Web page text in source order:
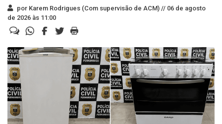
por Karem Rodrigues (Com supervisão de ACM) // 06 de agosto
de 2026 às 11:00